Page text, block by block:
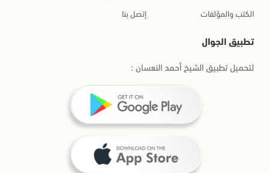
الكتب والمؤلفات
إتصل بنا
تطبيق الجوال
لتحميل تطبيق الشيخ أحمد النعسان :